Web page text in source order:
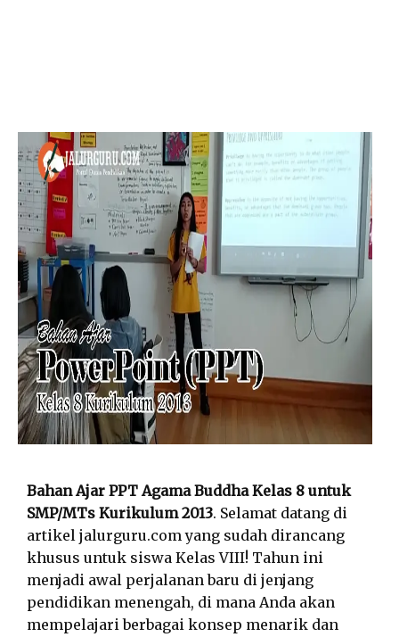
Bahan Ajar PPT Agama Buddha Kelas 8 untuk
SMP/MTs Kurikulum 2013. Selamat datang di
artikel jalurguru.com yang sudah dirancang
khusus untuk siswa Kelas VIII! Tahun ini
menjadi awal perjalanan baru di jenjang
pendidikan menengah, di mana Anda akan
mempelajari berbagai konsep menarik dan